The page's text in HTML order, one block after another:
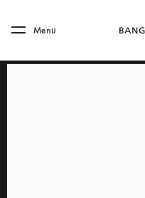
Skip to main footer
Menü